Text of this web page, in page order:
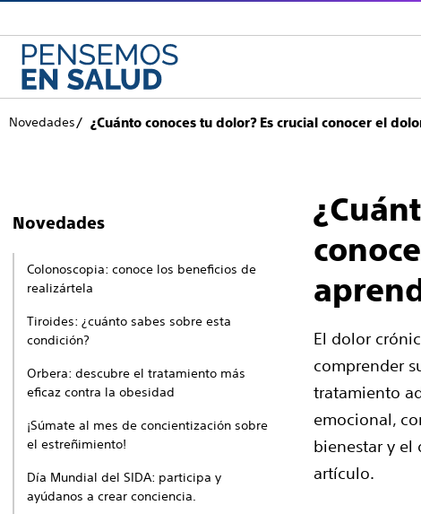
Novedades ¿Cuánto conoces tu dolor? Es crucial conocer el
Novedades
Colonoscopia: conoce los beneficios de
realizártela
Tiroides: ¿cuánto sabes sobre esta
condición?
Orbera: descubre el tratamiento más
eficaz contra la obesidad
¡Súmate al mes de concientización sobre
el estreñimiento!
Día Mundial del SIDA: participa y
ayúdanos a crear conciencia.
El dolor
comprender
tratamiento
emocional,
bienestar y el
artículo.